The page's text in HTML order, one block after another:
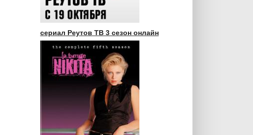
сериал Реутов ТВ 3 сезон онлайн